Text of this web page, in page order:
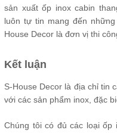
sản xuất ốp inox cabin
luôn tự tin mang đến
House Decor là đơn vị thi
Kết luận
S-House Decor là địa chỉ tin
với các sản phẩm inox, đặc
Chúng tôi có đủ các loại